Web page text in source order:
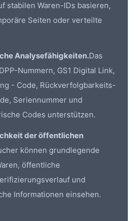
stabilen Waren-IDs basieren,
Seiten oder verteilte
Analysefähigkeiten.Das
Nummern, GS1 Digital Link,
- Code, Rückverfolgbarkeits-
Seriennummer und
Codes unterstützen.
der öffentlichen
können grundlegende
öffentliche
und
Informationen einsehen.